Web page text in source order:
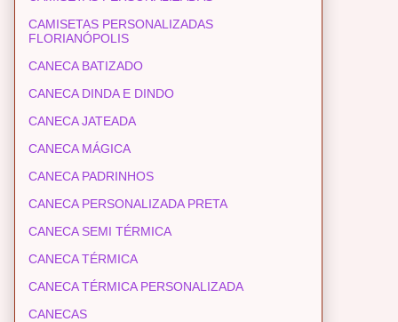
CAMISETAS PERSONALIZADAS
FLORIANÓPOLIS
CANECA BATIZADO
CANECA DINDA E DINDO
CANECA JATEADA
CANECA MÁGICA
CANECA PADRINHOS
CANECA PERSONALIZADA PRETA
CANECA SEMI TÉRMICA
CANECA TÉRMICA
CANECA TÉRMICA PERSONALIZADA
CANECAS